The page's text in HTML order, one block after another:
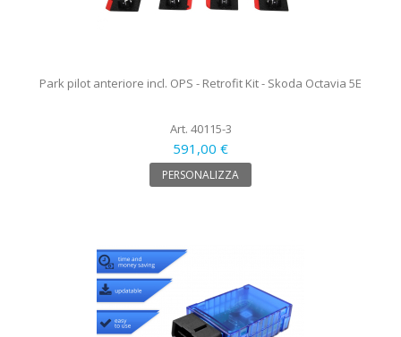
Park pilot anteriore incl. OPS - Retrofit Kit - Skoda Octavia 5E
Art. 40115-3
591,00 €
PERSONALIZZA